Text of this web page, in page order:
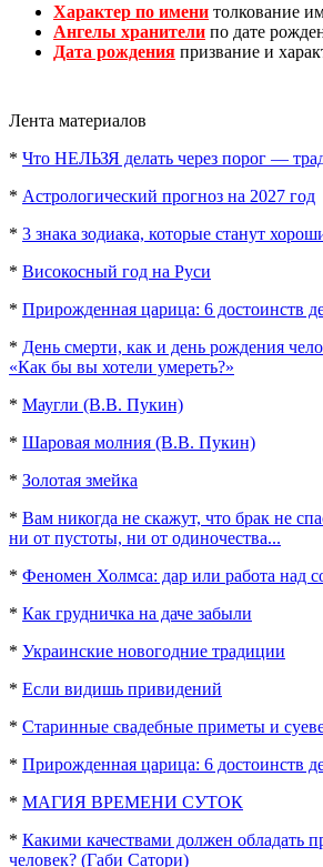
Характер по имени толкование
Ангелы хранители по дате
Дата рождения призвание и
Лента материалов
* Что НЕЛЬЗЯ делать через порог —
* Астрологический прогноз на 2027 год
* 3 знака зодиака, которые станут
* Високосный год на Руси
* Прирожденная царица: 6 достоинств
* День смерти, как и день рождения
«Как бы вы хотели умереть?»
* Маугли (В.В. Пукин)
* Шаровая молния (В.В. Пукин)
* Золотая змейка
* Вам никогда не скажут, что брак не
ни от пустоты, ни от одиночества...
* Феномен Холмса: дар или работа над
* Как грудничка на даче забыли
* Украинские новогодние традиции
* Если видишь привидений
* Старинные свадебные приметы и
* Прирожденная царица: 6 достоинств
* МАГИЯ ВРЕМЕНИ СУТОК
* Какими качествами должен обладать
человек? (Габи Сатори)